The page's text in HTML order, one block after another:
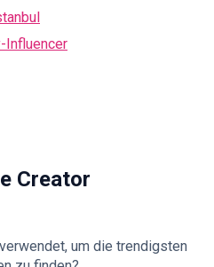
Influencer
Creator
um die trendigsten